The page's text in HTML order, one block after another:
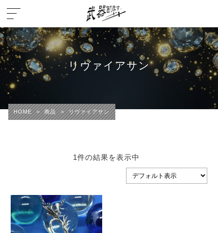
リヴァイアサン
HOME > 商品 > リヴァイアサン
1件の結果を表示中